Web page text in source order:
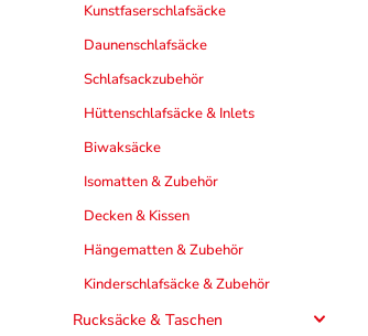
Kunstfaserschlafsäcke
Daunenschlafsäcke
Schlafsackzubehör
Hüttenschlafsäcke & Inlets
Biwaksäcke
Isomatten & Zubehör
Decken & Kissen
Hängematten & Zubehör
Kinderschlafsäcke & Zubehör
Rucksäcke & Taschen